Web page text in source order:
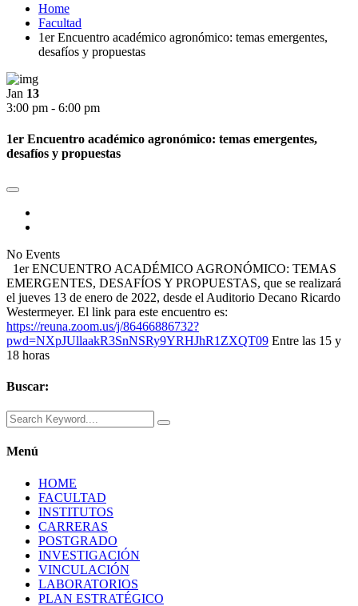
Home
Facultad
1er Encuentro académico agronómico: temas emergentes,
desafíos y propuestas
Jan 13
3:00 pm - 6:00 pm
1er Encuentro académico agronómico: temas emergentes,
desafíos y propuestas
No Events
1er ENCUENTRO ACADÉMICO AGRONÓMICO: TEMAS
EMERGENTES, DESAFÍOS Y PROPUESTAS, que se realizará
el jueves 13 de enero de 2022, desde el Auditorio Decano Ricardo
Westermeyer. El link para este encuentro es:
https://reuna.zoom.us/j/86466886732?
pwd=NXpJUllaakR3SnNSRy9YRHJhR1ZXQT09 Entre las 15 y
18 horas
Buscar:
Menú
HOME
FACULTAD
INSTITUTOS
CARRERAS
POSTGRADO
INVESTIGACIÓN
VINCULACIÓN
LABORATORIOS
PLAN ESTRATÉGICO